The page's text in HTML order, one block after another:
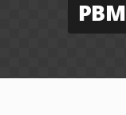
PBM